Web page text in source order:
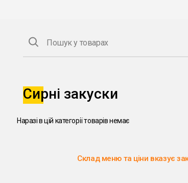
Пошук у товарах
Сирні закуски
Наразі в цій категорії товарів немає
Склад меню та ціни вказує